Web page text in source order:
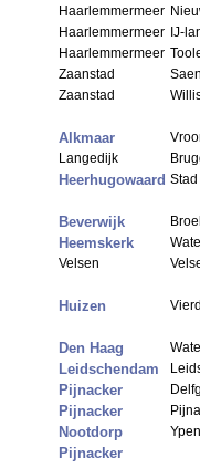
Haarlemmermeer
Haarlemmermeer IJ-
Haarlemmermeer
Zaanstad
Zaanstad
Alkmaar
Langedijk
Heerhugowaard
Beverwijk
Heemskerk
Velsen
Huizen
Den Haag
Leidschendam
Pijnacker
Pijnacker
Nootdorp
Pijnacker